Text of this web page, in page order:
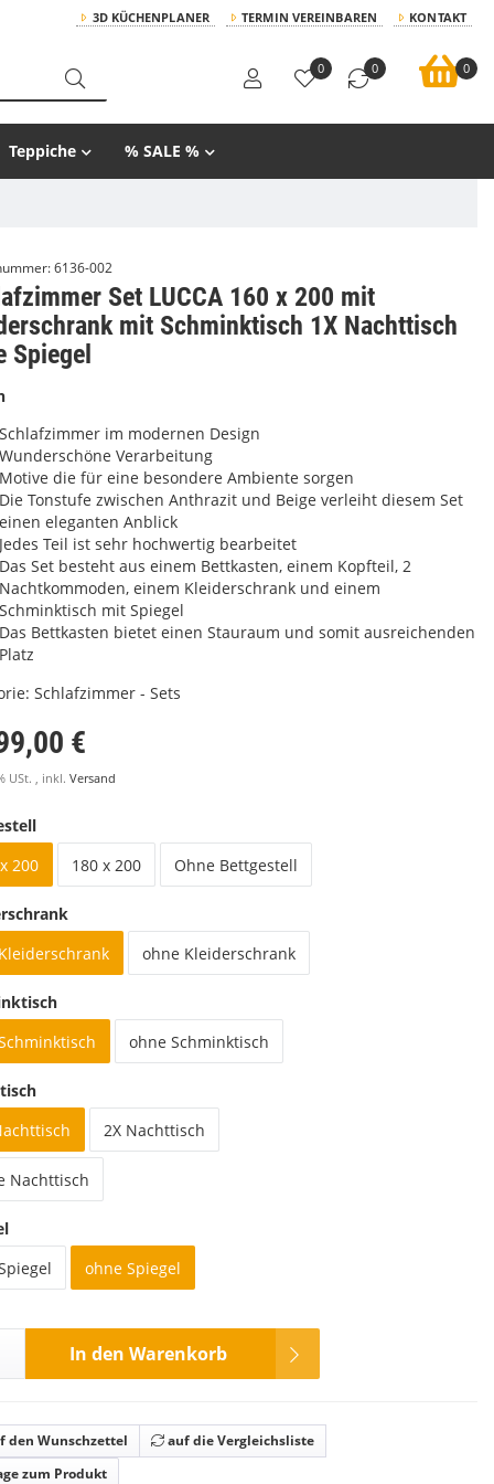
3D KÜCHENPLANER TERMIN VEREINBAREN KONTAKT
0 0 0
Teppiche % SALE %
6136-002
Set LUCCA 160 x 200 mit
mit Schminktisch 1X Nachttisch
Spiegel
Schlafzimmer im modernen Design
Wunderschöne Verarbeitung
Motive die für eine besondere Ambiente sorgen
Die Tonstufe zwischen Anthrazit und Beige verleiht diesem Set
einen eleganten Anblick
Jedes Teil ist sehr hochwertig bearbeitet
Das Set besteht aus einem Bettkasten, einem Kopfteil, 2
Nachtkommoden, einem Kleiderschrank und einem
Schminktisch mit Spiegel
Das Bettkasten bietet einen Stauraum und somit ausreichenden
Platz
Schlafzimmer - Sets
€
USt. , inkl. Versand
200
180 x 200 Ohne Bettgestell
ohne Kleiderschrank
ohne Schminktisch
2X Nachttisch
Nachttisch
ohne Spiegel
In den Warenkorb
den Wunschzettel
auf die Vergleichsliste
zum Produkt